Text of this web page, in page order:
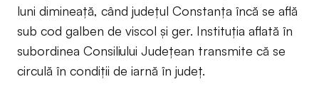
luni dimineață, când județul Constanța încă se află
sub cod galben de viscol și ger. Instituția aflată în
subordinea Consiliului Județean transmite că se
circulă în condiții de iarnă în județ.